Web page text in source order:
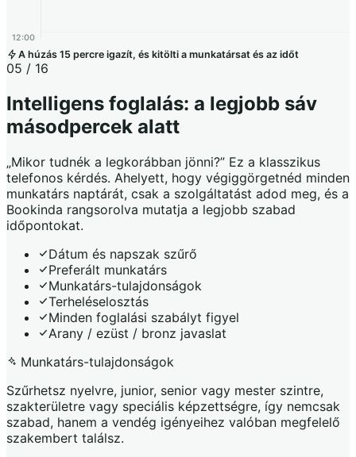
12:00
A húzás 15 percre igazít, és kitölti a munkatársat és az időt
05 / 16
Intelligens foglalás: a legjobb sáv
másodpercek alatt
„Mikor tudnék a legkorábban jönni?” Ez a klasszikus
telefonos kérdés. Ahelyett, hogy végiggörgetnéd minden
munkatárs naptárát, csak a szolgáltatást adod meg, és a
Bookinda rangsorolva mutatja a legjobb szabad
időpontokat.
Dátum és napszak szűrő
Preferált munkatárs
Munkatárs-tulajdonságok
Terheléselosztás
Minden foglalási szabályt figyel
Arany / ezüst / bronz javaslat
Munkatárs-tulajdonságok
Szűrhetsz nyelvre, junior, senior vagy mester szintre,
szakterületre vagy speciális képzettségre, így nemcsak
szabad, hanem a vendég igényeihez valóban megfelelő
szakembert találsz.